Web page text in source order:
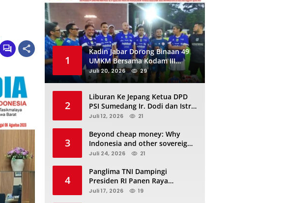
1
Kadin Jabar Dorong Binaan 49
UMKM Bersama Kodam III
Siliwangi Sambil Nobar Final
Piala Dunia, Akan Ada Investor
Juli 20, 2026 29
2
Liburan Ke Jepang Ketua DPD
PSI Sumedang Ir. Dodi dan Istri
Kibarkan Bendera PSI “Jangan
Juli 12, 2026 21
3
Beyond cheap money: Why
Indonesia and other sovereigns
are turning to panda bonds
Juli 24, 2026 21
4
Panglima TNI Dampingi
Presiden RI Panen Raya
Terpadu TNI, Perkuat
Juli 17, 2026 19